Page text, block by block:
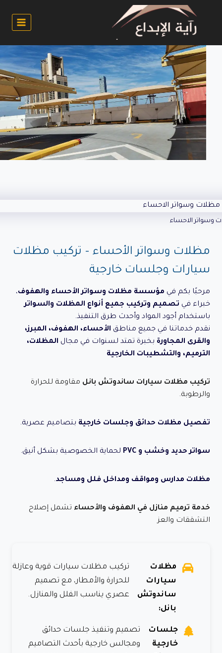
المحتوى
وسواتر الاحساء
مظلات وسواتر الأحساء – تركيب مظلات
سيارات وجلسات خارجية
مرحبًا بكم في مؤسسة مظلات وسواتر الأحساء والهفوف،
خبراء في تصميم وتركيب جميع أنواع المظلات والسواتر
باستخدام أجود المواد وأحدث طرق التنفيذ.
نقدم خدماتنا في جميع مناطق الأحساء، الهفوف، المبرز،
والقرى المجاورة بخبرة تمتد لسنوات في مجال المظلات،
الترميم، والتشطيبات الخارجية
تركيب مظلات سيارات ساندوتش بانل مقاومة للحرارة
والرطوبة.
تفصيل مظلات حدائق وجلسات خارجية بتصاميم عصرية.
سواتر حديد وخشب و PVC لحماية الخصوصية بشكل أنيق.
مظلات مدارس ومواقف ومداخل فلل ومساجد.
خدمة ترميم منازل في الهفوف والأحساء تشمل إصلاح
التشققات والعز
مظلات
سيارات
ساندوتش
بانل:
تركيب مظلات سيارات قوية وعازلة
للحرارة والأمطار، مع تصميم
عصري يناسب الفلل والمنازل.
جلسات
خارجية
تصميم وتنفيذ جلسات حدائق
ومجالس خارجية بأحدث التصاميم